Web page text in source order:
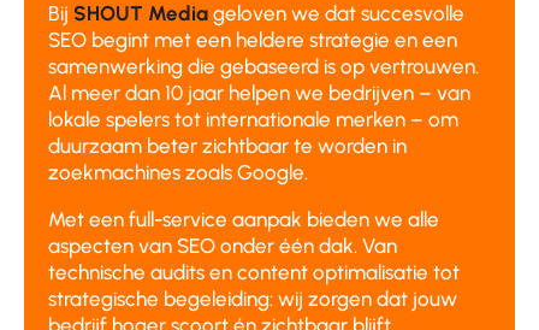
Bij SHOUT Media geloven we dat succesvolle
SEO begint met een heldere strategie en een
samenwerking die gebaseerd is op vertrouwen.
Al meer dan 10 jaar helpen we bedrijven – van
lokale spelers tot internationale merken – om
duurzaam beter zichtbaar te worden in
zoekmachines zoals Google.
Met een full-service aanpak bieden we alle
aspecten van SEO onder één dak. Van
technische audits en content optimalisatie tot
strategische begeleiding: wij zorgen dat jouw
bedrijf hoger scoort én zichtbaar blijft.